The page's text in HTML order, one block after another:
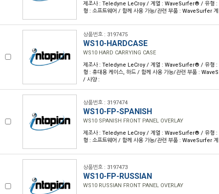
제조사 : Teledyne LeCroy / 계열 : WaveSurfer® / 유형 :
형 : 소프트웨어 / 함께 사용 가능/관련 부품 : WaveSurfer
상품번호 : 3197475
WS10-HARDCASE
WS10 HARD CARRYING CASE
제조사 : Teledyne LeCroy / 계열 : WaveSurfer® / 유형 :
형 : 휴대용 케이스, 하드 / 함께 사용 가능/관련 부품 :
/ 사양 :
상품번호 : 3197474
WS10-FP-SPANISH
WS10 SPANISH FRONT PANEL OVERLAY
제조사 : Teledyne LeCroy / 계열 : WaveSurfer® / 유형 :
형 : 소프트웨어 / 함께 사용 가능/관련 부품 : WaveSurfer
상품번호 : 3197473
WS10-FP-RUSSIAN
WS10 RUSSIAN FRONT PANEL OVERLAY